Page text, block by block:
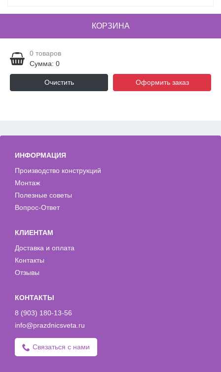
КОРЗИНА
0 товаров
Сумма: 0
Очистить Оформить заказ
ИНФОРМАЦИЯ
Производство конструкций
Монтаж
Полезные советы
Вопрос-Ответ
КЛИЕНТАМ
Доставка и оплата
Контакты
Отзывы
КОНТАКТЫ
8 (903) 180-13-56
info@prazdnicsveta.ru
Связаться с нами